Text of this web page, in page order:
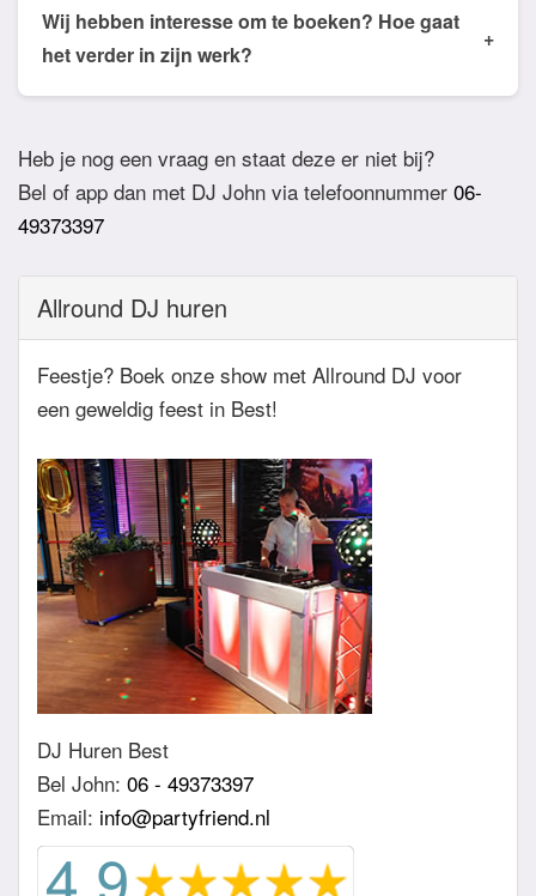
de email of app welke nummers of stijlen jullie niet
willen horen. De DJ houdt daar dan rekening mee.
Wij hebben interesse om te boeken? Hoe gaat
het verder in zijn werk?
+
zodat het feest definitief geboekt is. Wij vragen
overigens geen aanbetaling. Tegen die dat het
feest eraan komt zullen we nog even contact
hebben betreft de muziekwensen en de planning
van de avond. Daarnaast zijn wij altijd bereikbaar
zowel telefonisch, via e-mail of de app.
Heb je nog een vraag en staat deze er niet bij?
Bel of app dan met DJ John via telefoonnummer 06-
49373397
Allround DJ huren
Feestje? Boek onze show met Allround DJ voor
een geweldig feest in Best!
DJ Huren Best
Bel John: 06 - 49373397
Email: info@partyfriend.nl